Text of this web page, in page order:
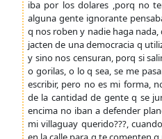
iba por los dolares ,porq no
alguna gente ignorante
q nos roben y nadie haga nada,
jacten de una democracia q
y sino nos censuran, porq si
o gorilas, o lo q sea, se me
escribir, pero no es mi forma,
de la cantidad de gente q se
encima no iban a defender
mi villaguay querido???,